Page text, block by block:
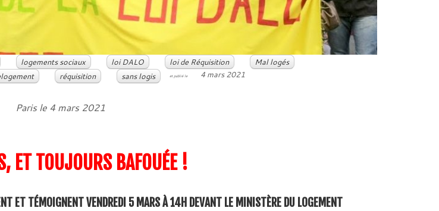
logements sociaux loi DALO loi de Réquisition
Mal logés
réquisition sans logis et publié le 4 mars 2021
Paris le 4 mars 2021
ETTOUJOURS BAFOUÉE !
ET TÉMOIGNENTVENDREDI 5 MARS À 14H DEVANT LE MINISTÈRE DU LOGEMENT